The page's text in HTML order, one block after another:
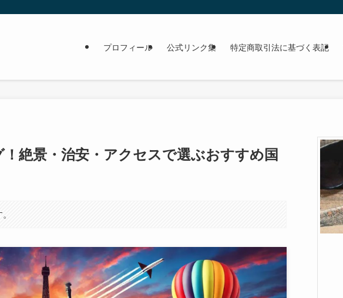
プロフィール 公式リンク集 特定商取引法に基づく表記
絶景・治安・アクセスで選ぶおすすめ国